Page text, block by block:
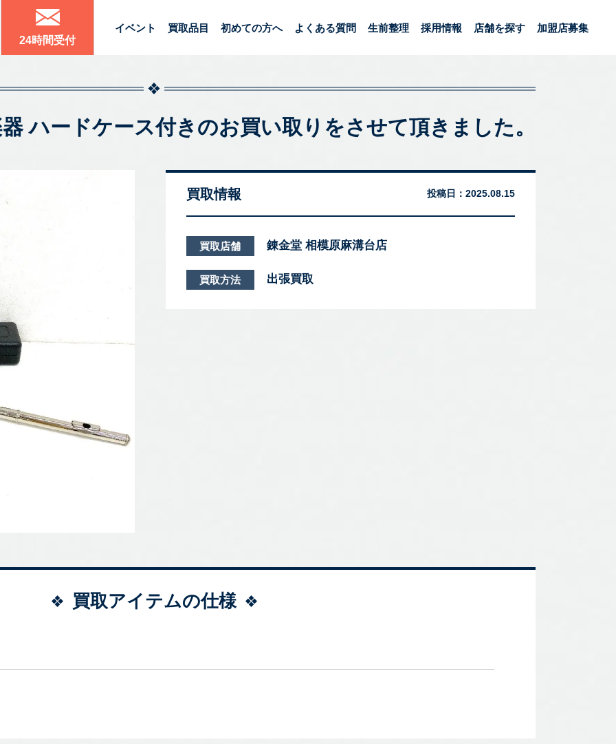
24時間受付
イベント 買取品目 初めての方へ よくある質問 生前整理 採用情報 店舗を探す 加盟店募集
ハードケース付きのお買い取りをさせて頂きました。
買取情報 投稿日： 2025.08.15
買取店舗 錬金堂 相模原麻溝台店
買取方法 出張買取
買取アイテムの仕様